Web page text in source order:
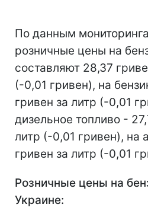
По данным
розничные цены на
составляют 28,37
(-0,01 гривен), на
гривен за литр (-0,01
дизельное топливо -
литр (-0,01 гривен), на
гривен за литр (-0,01
Розничные цены на
Украине: